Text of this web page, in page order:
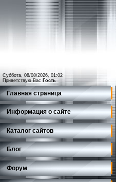
Суббота, 08/08/2026, 01:02
Приветствую Вас Гость
Главная страница
Информация о сайте
Каталог сайтов
Блог
Форум